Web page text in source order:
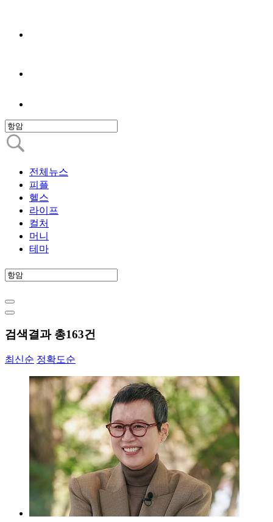
전체뉴스
피플
헬스
라이프
컬처
머니
테마
검색결과 총163건
최신순 정확도순